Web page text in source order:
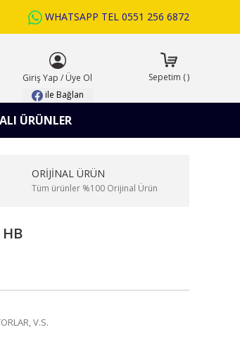
WHATSAPP TEL 0551 256 6872
Giriş Yap / Üye Ol
ile Bağlan
Sepetim ()
ÜRÜNLER
ORİJİNAL ÜRÜN
Tüm ürünler %100 Orijinal Ürün
V.S.